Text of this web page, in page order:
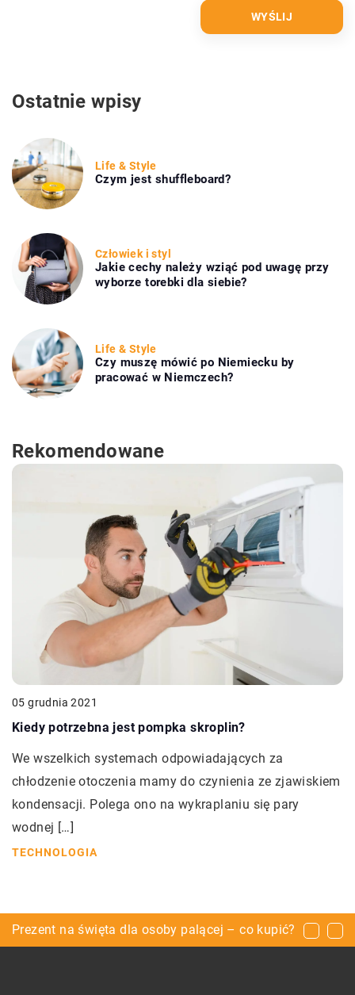
Ostatnie wpisy
Life & Style
Czym jest shuffleboard?
Człowiek i styl
Jakie cechy należy wziąć pod uwagę przy
wyborze torebki dla siebie?
Life & Style
Czy muszę mówić po Niemiecku by
pracować w Niemczech?
Rekomendowane
05 grudnia 2021
Kiedy potrzebna jest pompka skroplin?
We wszelkich systemach odpowiadających za
chłodzenie otoczenia mamy do czynienia ze zjawiskiem
kondensacji. Polega ono na wykraplaniu się pary
wodnej […]
TECHNOLOGIA
Czym jest i na czym polega outsourcing?
Prezent na święta dla osoby palącej – co kupić?
Folia samochodowa – Jakie ma właściwości?